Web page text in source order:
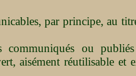
par principe, au
ou
aisément réutilisable